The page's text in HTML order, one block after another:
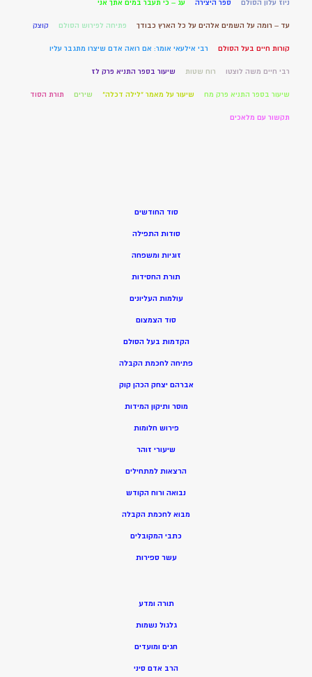
ניוז עלון הסולם ספר היצירה עג – כי תעבר במים אתך אני
עד – רומה על השמים אלהים על כל הארץ כבודך פתיחה לפירוש הסולם קוצק
קורות חיים בעל הסולם רבי אילעאי אומר: אם רואה אדם שיצרו מתגבר עליו
רבי חיים משה לוצטו רוח שטות שיעור בספר התניא פרק לז
שיעור בספר התניא פרק מח שיעור על מאמר "לילה דכלה" שירים תורת הסוד
תקשור עם מלאכים
סוד החודשים
סודות התפילה
זוגיות ומשפחה
תורת החסידות
עולמות העליונים
סוד הצמצום
הקדמות בעל הסולם
פתיחה לחכמת הקבלה
אברהם יצחק הכהן קוק
מוסר ותיקון המידות
פירוש חלומות
שיעורי זוהר
הרצאות למתחילים
נבואה ורוח הקודש
מבוא לחכמת הקבלה
כתבי המקובלים
עשר ספירות
תורה ומדע
גלגול נשמות
חגים ומועדים
הרב אדם סיני